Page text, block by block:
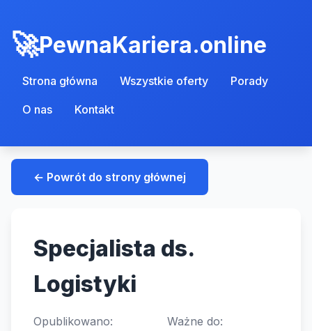
PewnaKariera.online
Strona główna Wszystkie oferty Porady
O nas Kontakt
← Powrót do strony głównej
Specjalista ds.
Logistyki
Opublikowano:
Ważne do: